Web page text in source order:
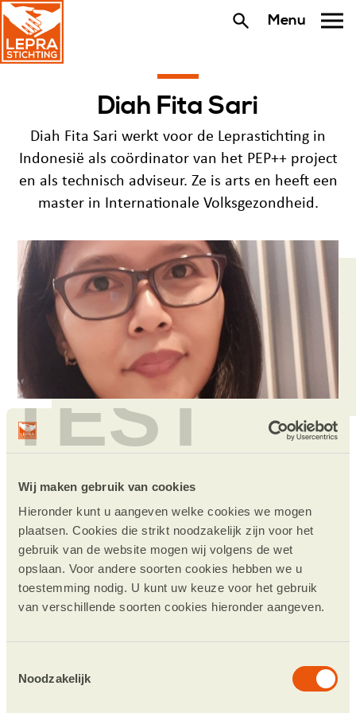
TEST
Wij maken gebruik van cookies
Hieronder kunt u aangeven welke cookies we mogen
plaatsen. Cookies die strikt noodzakelijk zijn voor het
gebruik van de website mogen wij volgens de wet
opslaan. Voor andere soorten cookies hebben we u
toestemming nodig. U kunt uw keuze voor het gebruik
van verschillende soorten cookies hieronder aangeven.
Noodzakelijk
Menu
Diah Fita Sari
Diah Fita Sari werkt voor de Leprastichting in
Indonesië als coördinator van het PEP++ project
en als technisch adviseur. Ze is arts en heeft een
master in Internationale Volksgezondheid.
“Ik hoop dat op een dag stigma en
discriminatie tot het verleden
zullen behoren”
“Ik werk voor de Leprastichting omdat ik ben
gegrepen door lepra en de consequenties van
deze tropische ziekte. In Indonesië denken de
meeste artsen dat de ziekte niet meer bestaat.
Zelfs na het bereiken van een eliminatiestatus
blijft het probleem van stigma patiënten
achtervolgen. Daarom wil ik bijdragen aan een
zo vroeg mogelijke diagnose van lepra. Hoe